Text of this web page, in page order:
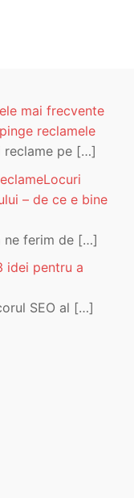
mai frecvente
reclamele
reclame pe […]
Locuri
– de ce e bine
ne ferim de […]
idei pentru a
SEO al […]